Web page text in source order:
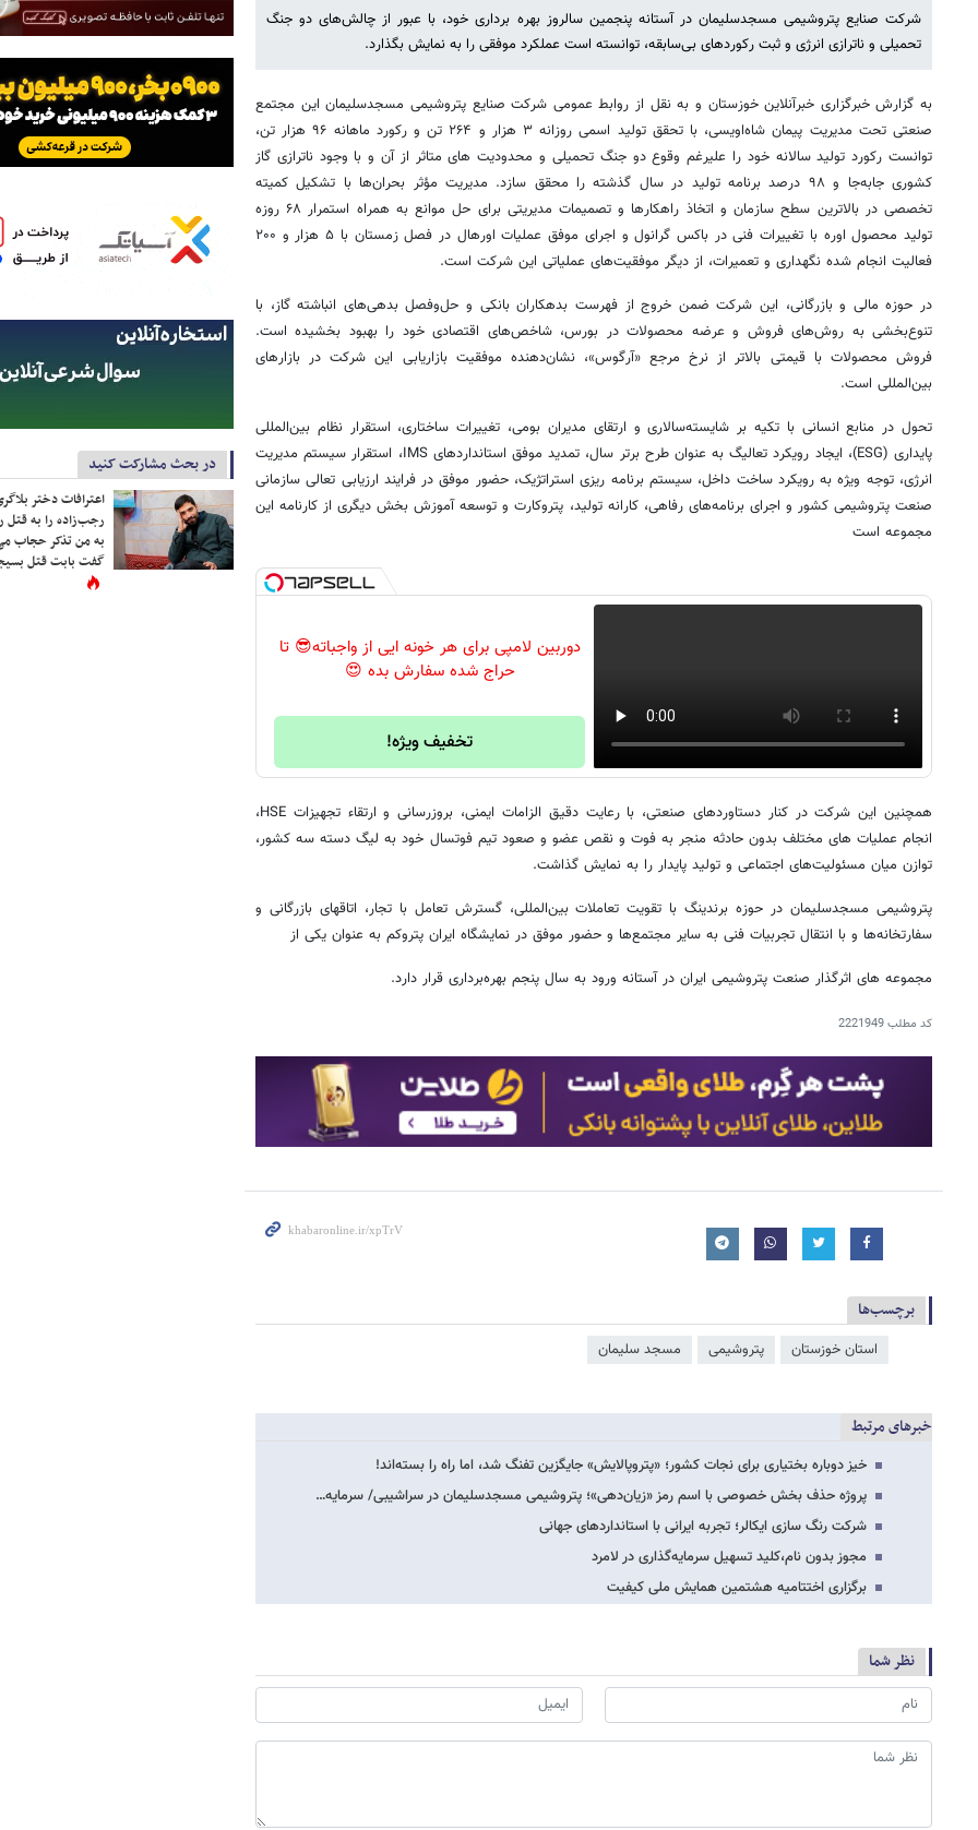
شرکت صنایع پتروشیمی مسجدسلیمان در آستانه پنجمین سالروز بهره برداری خود، با عبور از چالش‌های دو جنگ
تحمیلی و ناترازی انرژی و ثبت رکوردهای بی‌سابقه، توانسته است عملکرد موفقی را به نمایش بگذارد.
به گزارش خبرگزاری خبرآنلاین خوزستان و به نقل از روابط عمومی شرکت صنایع پتروشیمی مسجدسلیمان این مجتمع
صنعتی تحت مدیریت پیمان شاه‌اویسی، با تحقق تولید اسمی روزانه ۳ هزار و ۲۶۴ تن و رکورد ماهانه ۹۶ هزار تن،
توانست رکورد تولید سالانه خود را علیرغم وقوع دو جنگ تحمیلی و محدودیت های متاثر از آن و با وجود ناترازی گاز
کشوری جابه‌جا و ۹۸ درصد برنامه تولید در سال گذشته را محقق سازد. مدیریت مؤثر بحران‌ها با تشکیل کمیته
تخصصی در بالاترین سطح سازمان و اتخاذ راهکارها و تصمیمات مدیریتی برای حل موانع به همراه استمرار ۶۸ روزه
تولید محصول اوره با تغییرات فنی در باکس گرانول و اجرای موفق عملیات اورهال در فصل زمستان با ۵ هزار و ۲۰۰
فعالیت انجام شده نگهداری و تعمیرات، از دیگر موفقیت‌های عملیاتی این شرکت است.
در حوزه مالی و بازرگانی، این شرکت ضمن خروج از فهرست بدهکاران بانکی و حل‌وفصل بدهی‌های انباشته گاز، با
تنوع‌بخشی به روش‌های فروش و عرضه محصولات در بورس، شاخص‌های اقتصادی خود را بهبود بخشیده است.
فروش محصولات با قیمتی بالاتر از نرخ مرجع «آرگوس»، نشان‌دهنده موفقیت بازاریابی این شرکت در بازارهای
بین‌المللی است.
تحول در منابع انسانی با تکیه بر شایسته‌سالاری و ارتقای مدیران بومی، تغییرات ساختاری، استقرار نظام بین‌المللی
پایداری (ESG)، ایجاد رویکرد تعالیگ به عنوان طرح برتر سال، تمدید موفق استانداردهای IMS، استقرار سیستم مدیریت
انرژی، توجه ویژه به رویکرد ساخت داخل، سیستم برنامه ریزی استراتژیک، حضور موفق در فرایند ارزیابی تعالی سازمانی
صنعت پتروشیمی کشور و اجرای برنامه‌های رفاهی، کارانه تولید، پتروکارت و توسعه آموزش بخش دیگری از کارنامه این
مجموعه است
دوربین لامپی برای هر خونه ایی از واجباته😎 تا
حراج شده سفارش بده 😍
تخفیف ویژه!
همچنین این شرکت در کنار دستاوردهای صنعتی، با رعایت دقیق الزامات ایمنی، بروزرسانی و ارتقاء تجهیزات HSE،
انجام عملیات های مختلف بدون حادثه منجر به فوت و نقص عضو و صعود تیم فوتسال خود به لیگ دسته سه کشور،
توازن میان مسئولیت‌های اجتماعی و تولید پایدار را به نمایش گذاشت.
پتروشیمی مسجدسلیمان در حوزه برندینگ با تقویت تعاملات بین‌المللی، گسترش تعامل با تجار، اتاقهای بازرگانی و
سفارتخانه‌ها و با انتقال تجربیات فنی به سایر مجتمع‌ها و حضور موفق در نمایشگاه ایران پتروکم به عنوان یکی از
مجموعه های اثرگذار صنعت پتروشیمی ایران در آستانه ورود به سال پنجم بهره‌برداری قرار دارد.
کد مطلب2221949
برچسب‌ها
استان خوزستان پتروشیمی مسجد سلیمان
خبرهای مرتبط
خیز دوباره بختیاری برای نجات کشور؛ «پتروپالایش» جایگزین تفنگ شد، اما راه را بسته‌اند!
پروژه حذف بخش خصوصی با اسم رمز «زیان‌دهی»؛ پتروشیمی مسجدسلیمان در سراشیبی/ سرمایه…
شرکت رنگ سازی ایکالر؛ تجربه ایرانی با استانداردهای جهانی
مجوز بدون نام،کلید تسهیل سرمایه‌گذاری در لامرد
برگزاری اختتامیه هشتمین همایش ملی کیفیت
نظر شما
در بحث مشارکت کنید
اعترافات دختر
رجب‌زاده را به قتل
به من تذکر حجاب
گفت بابت قتل